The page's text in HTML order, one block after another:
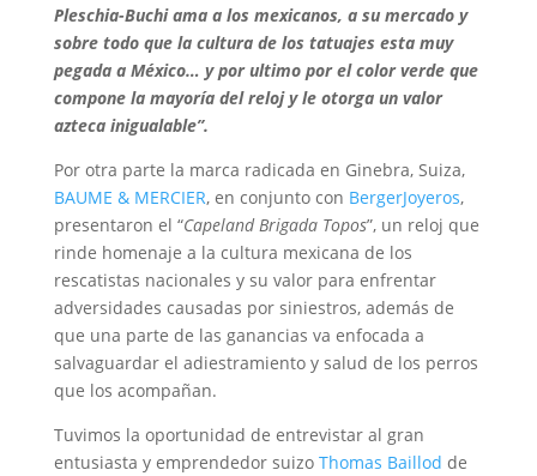
Pleschia-Buchi ama a los mexicanos, a su mercado y
sobre todo que la cultura de los tatuajes esta muy
pegada a México… y por ultimo por el color verde que
compone la mayoría del reloj y le otorga un valor
azteca inigualable”.
Por otra parte la marca radicada en Ginebra, Suiza,
BAUME & MERCIER, en conjunto con BergerJoyeros,
presentaron el “Capeland Brigada Topos”, un reloj que
rinde homenaje a la cultura mexicana de los
rescatistas nacionales y su valor para enfrentar
adversidades causadas por siniestros, además de
que una parte de las ganancias va enfocada a
salvaguardar el adiestramiento y salud de los perros
que los acompañan.
Tuvimos la oportunidad de entrevistar al gran
entusiasta y emprendedor suizo Thomas Baillod de